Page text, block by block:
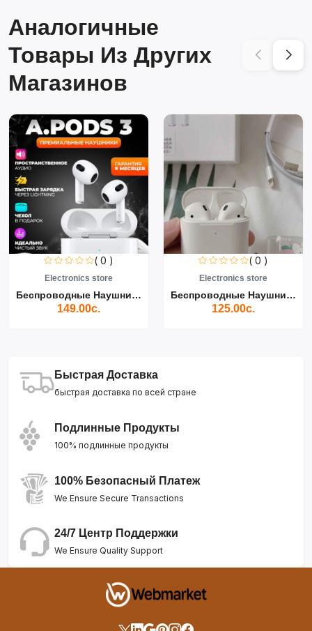
Аналогичные
Товары Из Других
Магазинов
Беспроводные Наушники Air... Беспроводные Наушники Air...
Быстрая Доставка
быстрая доставка по всей стране
Подлинные Продукты
100% подлинные продукты
100% Безопасный Платеж
We Ensure Secure Transactions
24/7 Центр Поддержки
We Ensure Quality Support